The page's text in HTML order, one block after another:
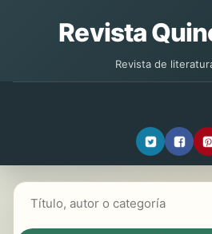
Revista
Revista de